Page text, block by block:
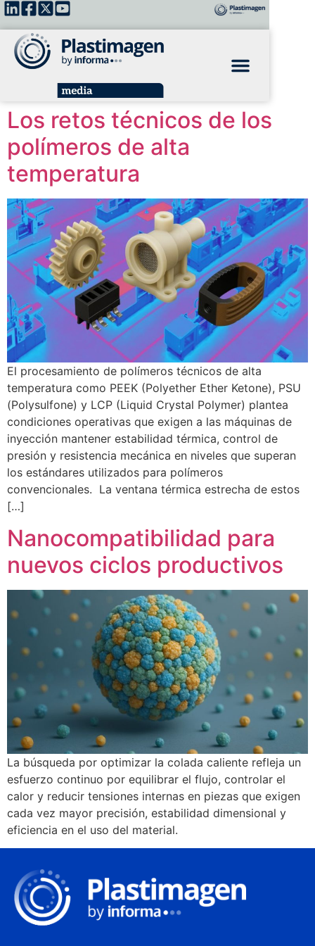
Los retos técnicos de los
polímeros de alta
temperatura
El procesamiento de polímeros técnicos de alta
temperatura como PEEK (Polyether Ether Ketone), PSU
(Polysulfone) y LCP (Liquid Crystal Polymer) plantea
condiciones operativas que exigen a las máquinas de
inyección mantener estabilidad térmica, control de
presión y resistencia mecánica en niveles que superan
los estándares utilizados para polímeros
convencionales. La ventana térmica estrecha de estos
[…]
Nanocompatibilidad para
nuevos ciclos productivos
La búsqueda por optimizar la colada caliente refleja un
esfuerzo continuo por equilibrar el flujo, controlar el
calor y reducir tensiones internas en piezas que exigen
cada vez mayor precisión, estabilidad dimensional y
eficiencia en el uso del material.